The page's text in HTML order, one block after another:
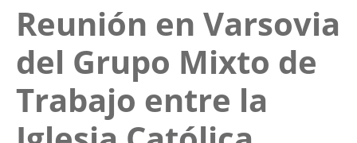
Reunión en Varsovia
del Grupo Mixto de
Trabajo entre la